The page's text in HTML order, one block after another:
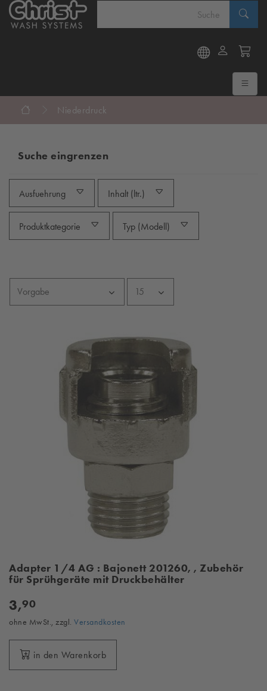
Niederdruck
Suche eingrenzen
Ausfuehrung Inhalt (ltr.)
Produktkategorie Typ (Modell)
Adapter 1/4 AG : Bajonett 201260, , Zubehör
für Sprühgeräte mit Druckbehälter
3,90
ohne MwSt., zzgl. Versandkosten
in den Warenkorb